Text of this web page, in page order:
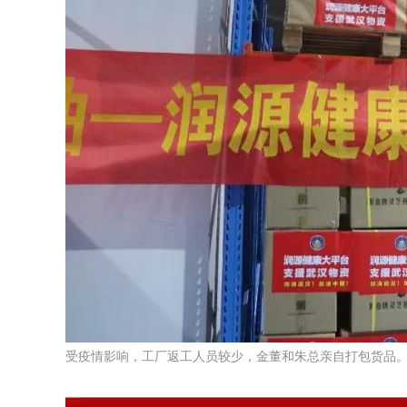
受疫情影响，工厂返工人员较少，金董和朱总亲自打包货品